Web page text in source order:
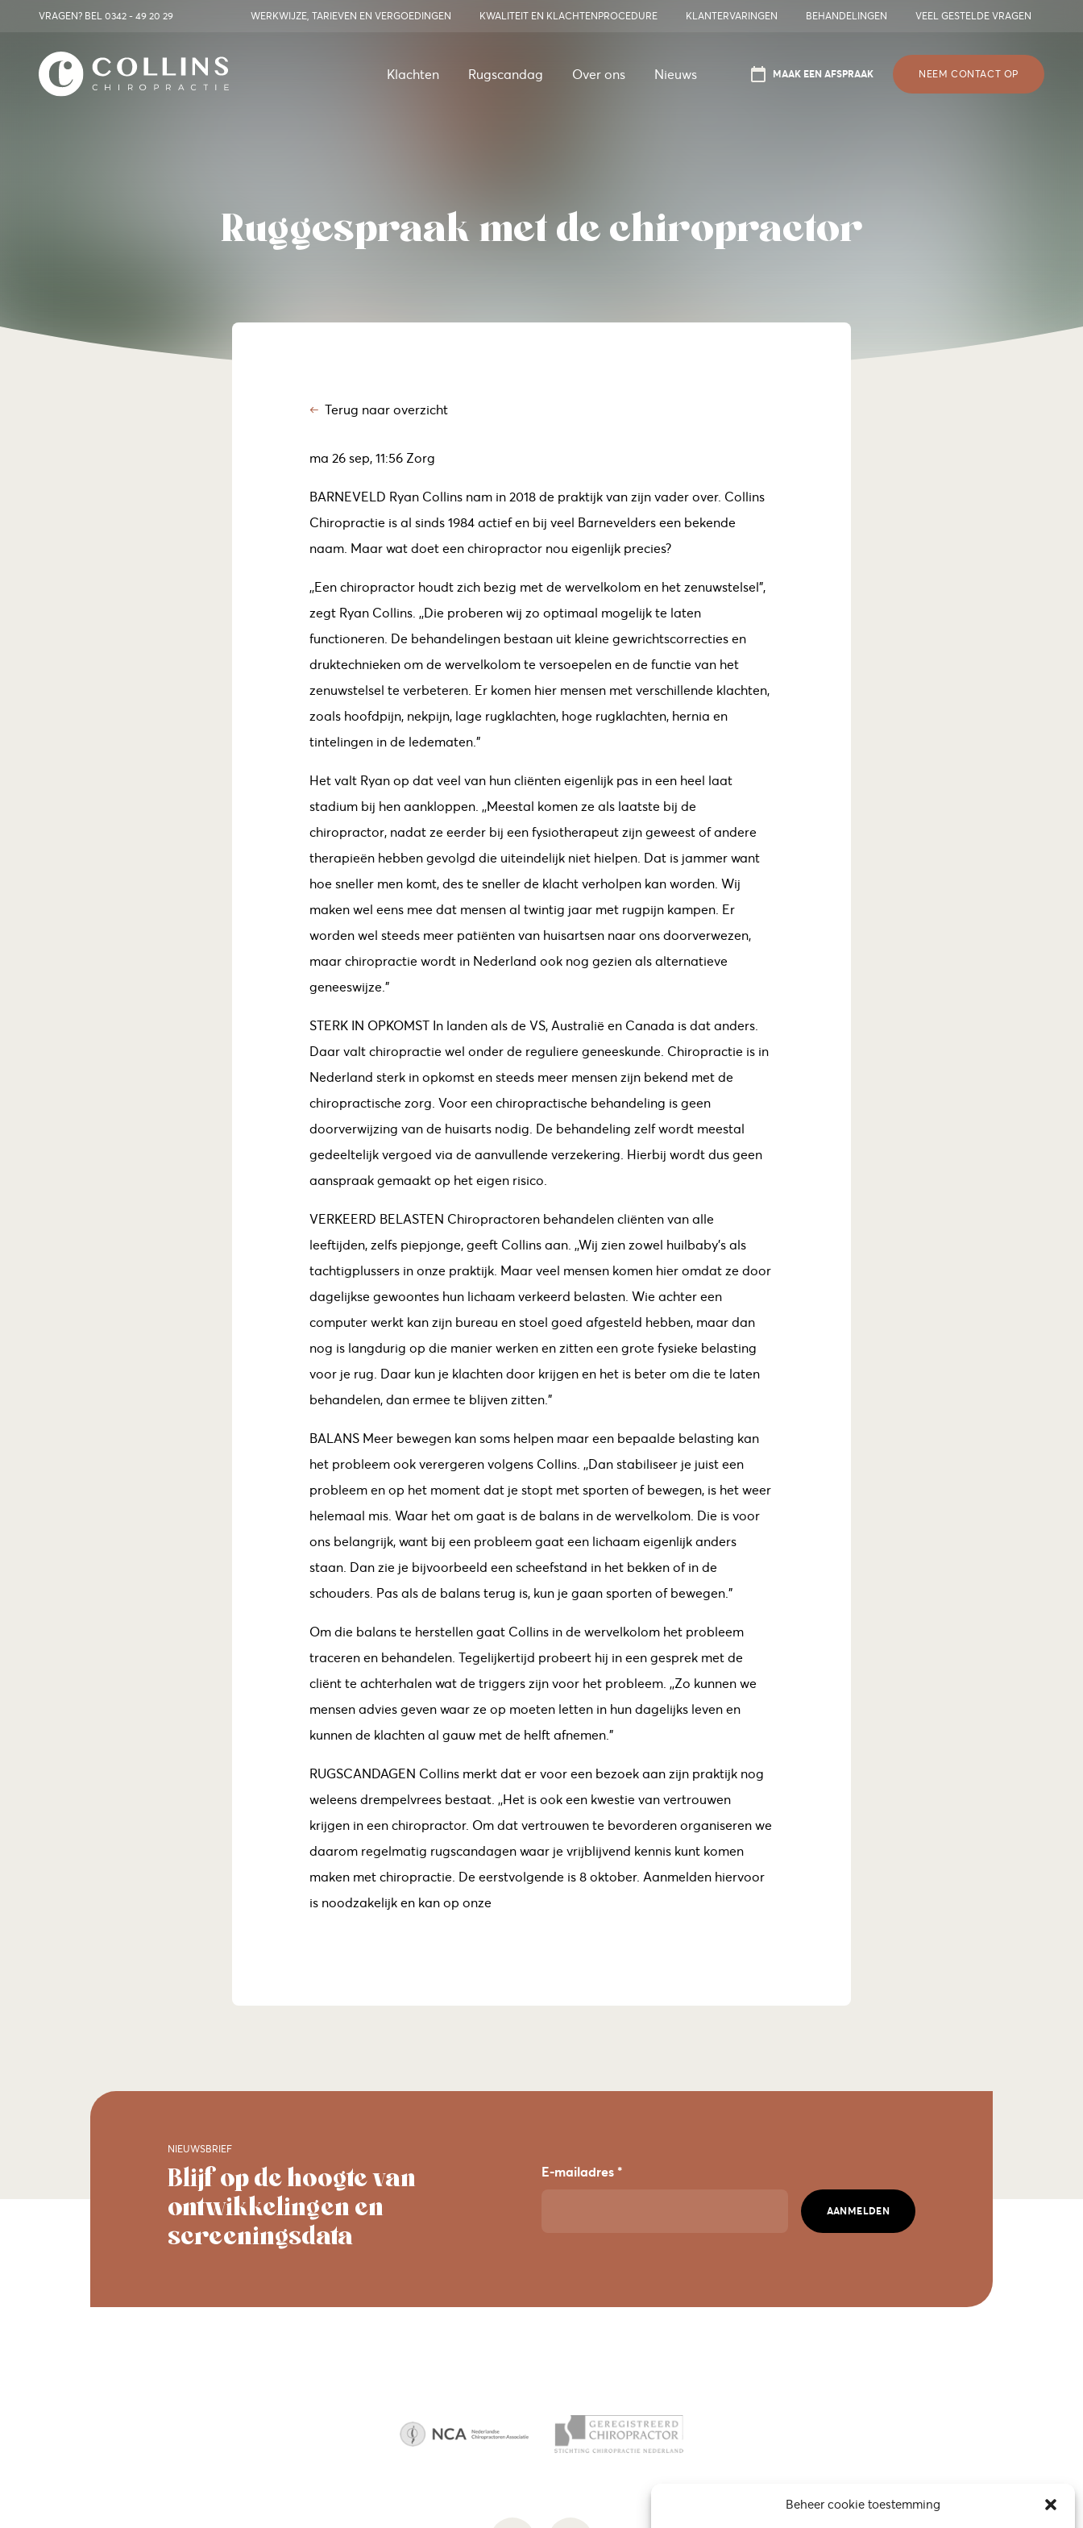
Beheer cookie toestemming
VRAGEN? BEL 0342 - 49 20 29 WERKWIJZE, TARIEVEN EN VERGOEDINGEN KWALITEIT EN KLACHTENPROCEDURE KLANTERVARINGEN BEHANDELINGEN VEEL GESTELDE VRAGEN
Klachten Rugscandag Over ons Nieuws MAAK EEN AFSPRAAK NEEM CONTACT OP
Ruggespraak met de chiropractor
Terug naar overzicht
ma 26 sep, 11:56 Zorg
BARNEVELD Ryan Collins nam in 2018 de praktijk van zijn vader over. Collins
Chiropractie is al sinds 1984 actief en bij veel Barnevelders een bekende
naam. Maar wat doet een chiropractor nou eigenlijk precies?
,,Een chiropractor houdt zich bezig met de wervelkolom en het zenuwstelsel”,
zegt Ryan Collins. ,,Die proberen wij zo optimaal mogelijk te laten
functioneren. De behandelingen bestaan uit kleine gewrichtscorrecties en
druktechnieken om de wervelkolom te versoepelen en de functie van het
zenuwstelsel te verbeteren. Er komen hier mensen met verschillende klachten,
zoals hoofdpijn, nekpijn, lage rugklachten, hoge rugklachten, hernia en
tintelingen in de ledematen.”
Het valt Ryan op dat veel van hun cliënten eigenlijk pas in een heel laat
stadium bij hen aankloppen. ,,Meestal komen ze als laatste bij de
chiropractor, nadat ze eerder bij een fysiotherapeut zijn geweest of andere
therapieën hebben gevolgd die uiteindelijk niet hielpen. Dat is jammer want
hoe sneller men komt, des te sneller de klacht verholpen kan worden. Wij
maken wel eens mee dat mensen al twintig jaar met rugpijn kampen. Er
worden wel steeds meer patiënten van huisartsen naar ons doorverwezen,
maar chiropractie wordt in Nederland ook nog gezien als alternatieve
geneeswijze.”
STERK IN OPKOMST In landen als de VS, Australië en Canada is dat anders.
Daar valt chiropractie wel onder de reguliere geneeskunde. Chiropractie is in
Nederland sterk in opkomst en steeds meer mensen zijn bekend met de
chiropractische zorg. Voor een chiropractische behandeling is geen
doorverwijzing van de huisarts nodig. De behandeling zelf wordt meestal
gedeeltelijk vergoed via de aanvullende verzekering. Hierbij wordt dus geen
aanspraak gemaakt op het eigen risico.
VERKEERD BELASTEN Chiropractoren behandelen cliënten van alle
leeftijden, zelfs piepjonge, geeft Collins aan. ,,Wij zien zowel huilbaby’s als
tachtigplussers in onze praktijk. Maar veel mensen komen hier omdat ze door
dagelijkse gewoontes hun lichaam verkeerd belasten. Wie achter een
computer werkt kan zijn bureau en stoel goed afgesteld hebben, maar dan
nog is langdurig op die manier werken en zitten een grote fysieke belasting
voor je rug. Daar kun je klachten door krijgen en het is beter om die te laten
behandelen, dan ermee te blijven zitten.”
BALANS Meer bewegen kan soms helpen maar een bepaalde belasting kan
het probleem ook verergeren volgens Collins. ,,Dan stabiliseer je juist een
probleem en op het moment dat je stopt met sporten of bewegen, is het weer
helemaal mis. Waar het om gaat is de balans in de wervelkolom. Die is voor
ons belangrijk, want bij een probleem gaat een lichaam eigenlijk anders
staan. Dan zie je bijvoorbeeld een scheefstand in het bekken of in de
schouders. Pas als de balans terug is, kun je gaan sporten of bewegen.”
Om die balans te herstellen gaat Collins in de wervelkolom het probleem
traceren en behandelen. Tegelijkertijd probeert hij in een gesprek met de
cliënt te achterhalen wat de triggers zijn voor het probleem. ,,Zo kunnen we
mensen advies geven waar ze op moeten letten in hun dagelijks leven en
kunnen de klachten al gauw met de helft afnemen.”
RUGSCANDAGEN Collins merkt dat er voor een bezoek aan zijn praktijk nog
weleens drempelvrees bestaat. ,,Het is ook een kwestie van vertrouwen
krijgen in een chiropractor. Om dat vertrouwen te bevorderen organiseren we
daarom regelmatig rugscandagen waar je vrijblijvend kennis kunt komen
maken met chiropractie. De eerstvolgende is 8 oktober. Aanmelden hiervoor
is noodzakelijk en kan op onze
NIEUWSBRIEF
Blijf op de hoogte van
ontwikkelingen en
screeningsdata
E-mailadres *
AANMELDEN